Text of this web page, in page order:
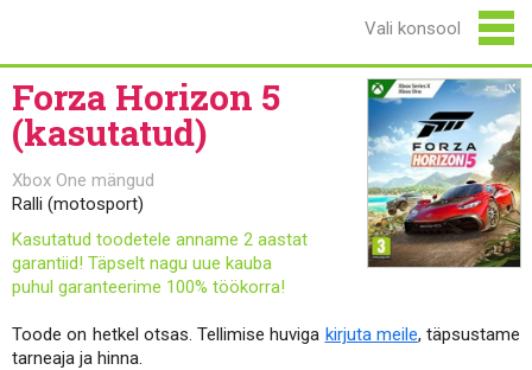
Forza Horizon 5
(kasutatud)
Xbox One mängud
Ralli (motosport)
Kasutatud toodetele anname 2 aastat
garantiid! Täpselt nagu uue kauba
puhul garanteerime 100% töökorra!
Toode on hetkel otsas. Tellimise huviga kirjuta meile, täpsustame
tarneaja ja hinna.